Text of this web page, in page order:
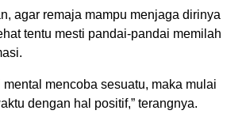
agar remaja mampu menjaga dirinya
tentu mesti pandai-pandai memilah
mental mencoba sesuatu, maka mulai
dengan hal positif,” terangnya.